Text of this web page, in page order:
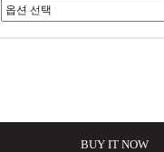
BUY IT NOW